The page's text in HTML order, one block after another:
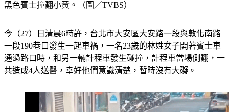
黑色賓士撞翻小黃。（圖／TVBS）
今（27）日清晨6時許，台北市大安區大安路一段與敦化南路
一段190巷口發生一起車禍，一名23歲的林姓女子開著賓士車
通過路口時，和另一輛計程車發生碰撞，計程車當場側翻，一
共造成4人送醫，幸好他們意識清楚，暫時沒有大礙。